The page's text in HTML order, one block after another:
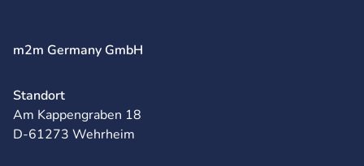
m2m Germany GmbH
Standort
Am Kappengraben 18
D-61273 Wehrheim